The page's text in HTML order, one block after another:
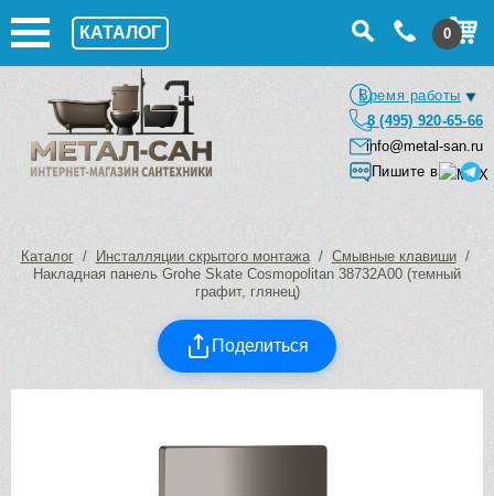
КАТАЛОГ 0
Время работы
8 (495) 920-65-66
info@metal-san.ru
Пишите в
Каталог/ Инсталляции скрытого монтажа/ Смывные клавиши/
Накладная панель Grohe Skate Cosmopolitan 38732A00 (темный
графит, глянец)
Поделиться